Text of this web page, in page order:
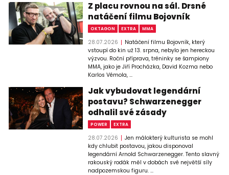
Z placu rovnou na sál. Drsné
natáčení filmu Bojovník
OKTAGON EXTRA MMA
28.07.2026
Natáčení filmu Bojovník, který
vstoupí do kin už 13. srpna, nebylo jen hereckou
výzvou. Roční příprava, tréninky se šampiony
MMA, jako je Jiří Procházka, David Kozma nebo
Karlos Vémola, ...
Jak vybudovat legendární
postavu? Schwarzenegger
odhalil své zásady
POWER EXTRA
28.07.2026
Jen málokterý kulturista se mohl
kdy chlubit postavou, jakou disponoval
legendární Arnold Schwarzenegger. Tento slavný
rakouský rodák měl v dobách své největší síly
nadpozemskou figuru. ...